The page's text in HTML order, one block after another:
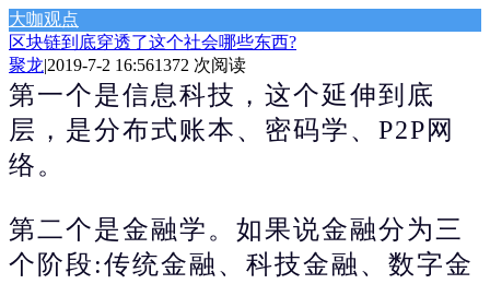
大咖观点
区块链到底穿透了这个社会哪些东西?
聚龙|2019-7-2 16:561372 次阅读
第一个是信息科技，这个延伸到底
层，是分布式账本、密码学、P2P网
络。
第二个是金融学。如果说金融分为三
个阶段:传统金融、科技金融、数字金